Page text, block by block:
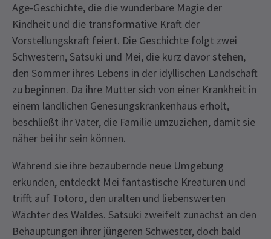
Age-Geschichte, die die wunderbare Magie der
Kindheit und die transformative Kraft der
Vorstellungskraft feiert. Die Geschichte folgt zwei
Schwestern, Satsuki und Mei, die kurz davor stehen,
den Sommer ihres Lebens in der idyllischen Landschaft
zu beginnen. Da ihre Mutter sich von einer Krankheit in
einem ländlichen Genesungskrankenhaus erholt,
beschließt ihr Vater, die Familie umzuziehen, damit sie
näher bei ihr sein können.
Während sie ihre bezaubernde neue Umgebung
erkunden, entdeckt Mei fantastische Kreaturen und
trifft auf Totoro, den uralten und liebenswerten
Wächter des Waldes. Satsuki zweifelt zunächst an den
Behauptungen ihrer jüngeren Schwester, doch bald